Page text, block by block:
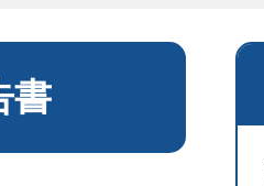
書